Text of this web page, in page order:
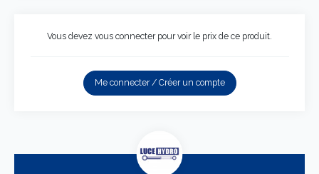
Vous devez vous connecter pour voir le prix de ce produit.
Me connecter / Créer un compte